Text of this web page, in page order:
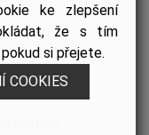
e-shopu
ke zlepšení
že s tím
si přejete.
COOKIES